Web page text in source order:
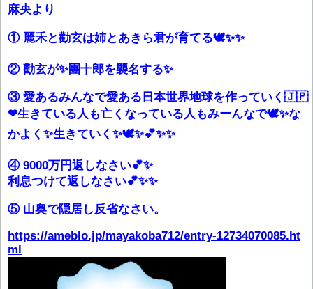
麻央より
① 麗禾と勸玄は姉とあきら君が育てる🕊✨✨
② 勸玄が✨團十郎を襲名する✨
③ 愛あるみんなで愛ある日本世界地球を作っていく🇯🇵
❤生きている人も亡くなっている人もみーんなで🕊✨な
かよく✨生きていく✨🕊✨💕✨✨
④ 9000万円返しなさい💕✨
利息つけて返しなさい💕✨✨
⑤ 山奥で隠居し反省なさい。
https://ameblo.jp/mayakoba712/entry-12734070085.ht
ml